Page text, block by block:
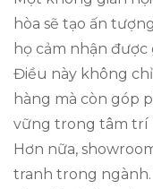
hòa sẽ tạo ấn
họ cảm nhận được
Điều này không
hàng mà còn góp
vững trong tâm trí
Hơn nữa,
tranh trong